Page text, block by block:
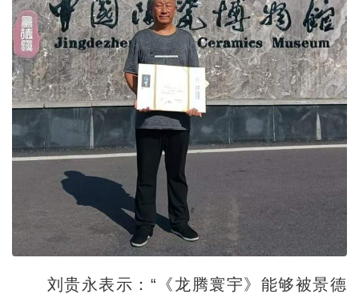
刘贵永表示：“《龙腾寰宇》能够被景德